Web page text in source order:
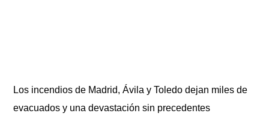
Los incendios de Madrid, Ávila y Toledo dejan miles de
evacuados y una devastación sin precedentes